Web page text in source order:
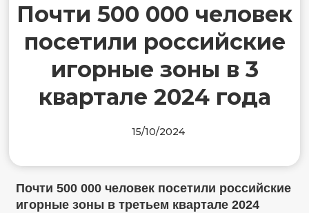
Почти 500 000 человек
посетили российские
игорные зоны в 3
квартале 2024 года
15/10/2024
Почти 500 000 человек посетили российские
игорные зоны в третьем квартале 2024